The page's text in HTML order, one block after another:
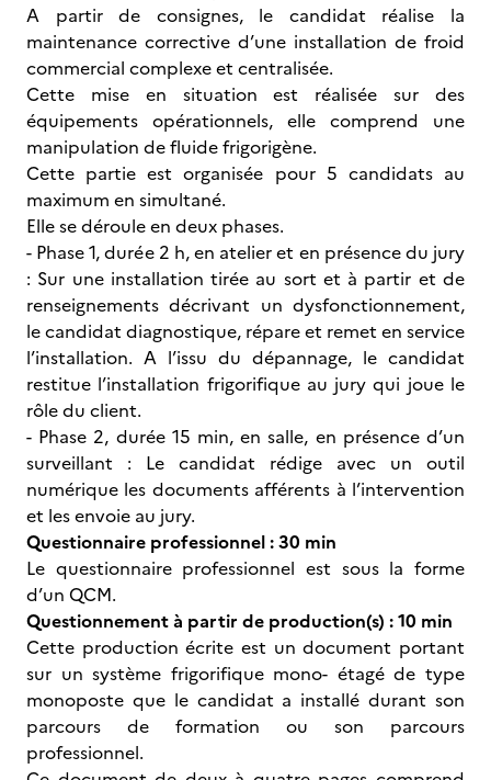
A partir de consignes, le candidat réalise la
maintenance corrective d’une installation de froid
commercial complexe et centralisée.
Cette mise en situation est réalisée sur des
équipements opérationnels, elle comprend une
manipulation de fluide frigorigène.
Cette partie est organisée pour 5 candidats au
maximum en simultané.
Elle se déroule en deux phases.
- Phase 1, durée 2 h, en atelier et en présence du jury
: Sur une installation tirée au sort et à partir et de
renseignements décrivant un dysfonctionnement,
le candidat diagnostique, répare et remet en service
l’installation. A l’issu du dépannage, le candidat
restitue l’installation frigorifique au jury qui joue le
rôle du client.
- Phase 2, durée 15 min, en salle, en présence d’un
surveillant : Le candidat rédige avec un outil
numérique les documents afférents à l’intervention
et les envoie au jury.
Questionnaire professionnel : 30 min
Le questionnaire professionnel est sous la forme
d’un QCM.
Questionnement à partir de production(s) : 10 min
Cette production écrite est un document portant
sur un système frigorifique mono- étagé de type
monoposte que le candidat a installé durant son
parcours de formation ou son parcours
professionnel.